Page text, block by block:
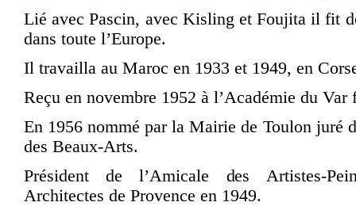
Lié avec Pascin, avec Kisling et Foujita il fit
dans toute l’Europe.
Il travailla au Maroc en 1933 et 1949, en
Reçu en novembre 1952 à l’Académie du Var
En 1956 nommé par la Mairie de Toulon juré
des Beaux-Arts.
Président de l’Amicale des Artistes-
Architectes de Provence en 1949.